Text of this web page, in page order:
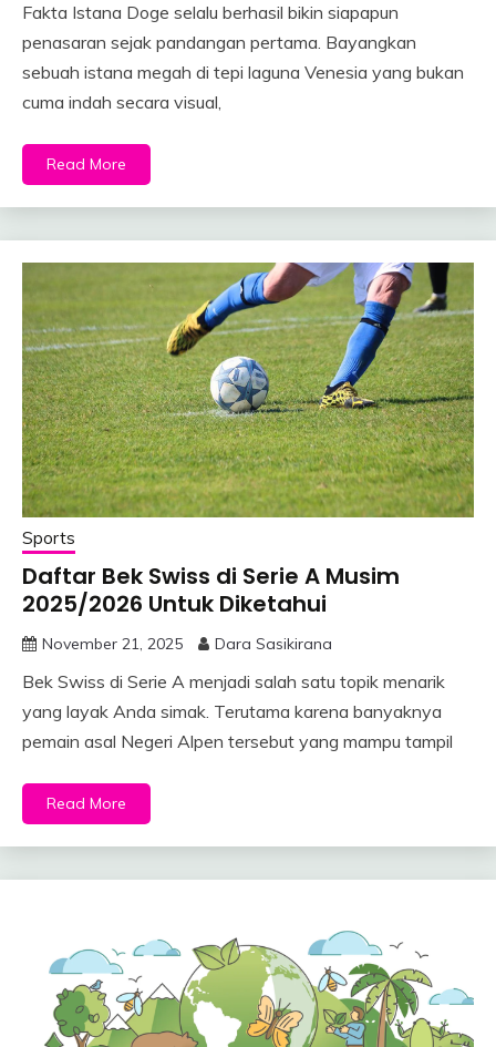
Fakta Istana Doge selalu berhasil bikin siapapun
penasaran sejak pandangan pertama. Bayangkan
sebuah istana megah di tepi laguna Venesia yang bukan
cuma indah secara visual,
Read More
Sports
Daftar Bek Swiss di Serie A Musim
2025/2026 Untuk Diketahui
November 21, 2025 Dara Sasikirana
Bek Swiss di Serie A menjadi salah satu topik menarik
yang layak Anda simak. Terutama karena banyaknya
pemain asal Negeri Alpen tersebut yang mampu tampil
Read More